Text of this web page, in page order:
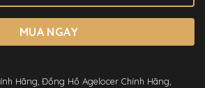
MUA NGAY
Hãng, Đồng Hồ Agelocer Chính Hãng,